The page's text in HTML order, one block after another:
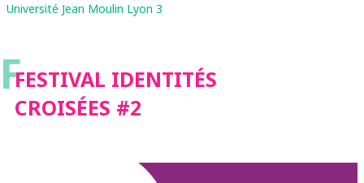
Université Jean Moulin Lyon 3
FFESTIVAL IDENTITÉS
CROISÉES #2